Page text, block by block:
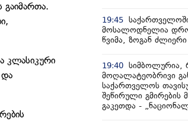
გაიმართა.
კლასიკური
19:45
მოსალოდნელია
წვიმა, ზოგან ძლიერი
19:40 სიმბოლურია,
მოღალატეობრივი
საქართველოს
შეწირული გმირების
გაკეთდა -